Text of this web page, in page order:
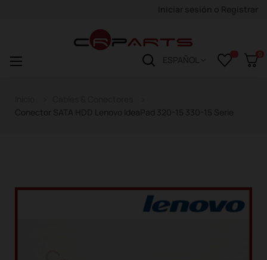
ESPAÑOL
0
Navegación
☰